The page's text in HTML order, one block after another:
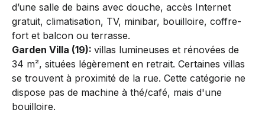
d’une salle de bains avec douche, accès Internet
gratuit, climatisation, TV, minibar, bouilloire, coffre-
fort et balcon ou terrasse.
Garden Villa (19): villas lumineuses et rénovées de
34 m², situées légèrement en retrait. Certaines villas
se trouvent à proximité de la rue. Cette catégorie ne
dispose pas de machine à thé/café, mais d'une
bouilloire.